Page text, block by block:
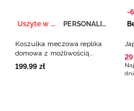
Uszyte w Polsce PERSONALIZACJA
Koszulka meczowa replika
domowa z możliwością
personalizacji męska 4F x
Polska Siatkówka - biała
199,99 zł
-
29